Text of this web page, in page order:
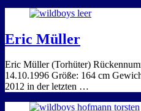
Eric Müller
Eric Müller (Torhüter)
14.10.1996 Größe: 164 cm
2012 in der letzten …